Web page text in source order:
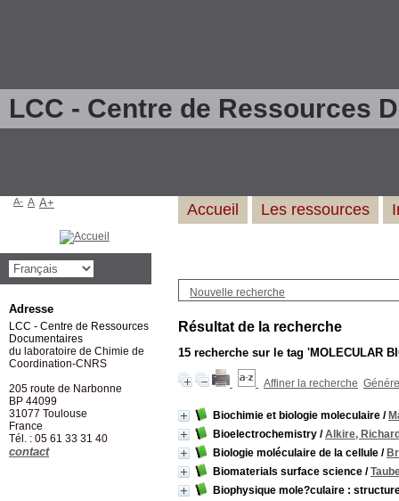
LCC - Centre de Ressources
Nouvelle recherche
Résultat de la recherche
15 recherche sur le tag 'MOLECULAR
Affiner la recherche
Biochimie et biologie moleculaire /
Bioelectrochemistry /Alkire,
Biologie moléculaire de la cellule /
Biomaterials surface science /
Biophysique mole?culaire :
Accueil Les ressources
A- A A+
Adresse
LCC - Centre de Ressources
Documentaires
du laboratoire de Chimie de
Coordination-CNRS
205 route de Narbonne
BP 44099
31077 Toulouse
France
Tél. : 05 61 33 31 40
contact